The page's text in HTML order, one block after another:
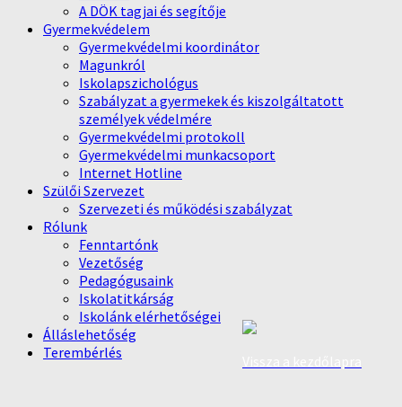
A DÖK tagjai és segítője
Gyermekvédelem
Gyermekvédelmi koordinátor
Magunkról
Iskolapszichológus
Szabályzat a gyermekek és kiszolgáltatott
személyek védelmére
Gyermekvédelmi protokoll
Gyermekvédelmi munkacsoport
Internet Hotline
Szülői Szervezet
Szervezeti és működési szabályzat
Rólunk
Fenntartónk
Vezetőség
Pedagógusaink
Iskolatitkárság
Iskolánk elérhetőségei
Álláslehetőség
Terembérlés